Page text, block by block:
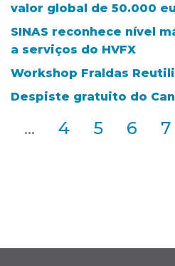
valor global de 50.000
SINAS reconhece nível
a serviços do HVFX
Workshop Fraldas
Despiste gratuito do
... 4 5 6 7